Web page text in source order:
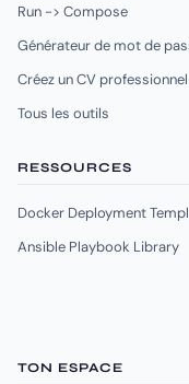
Run -> Compose
Générateur de mot de
Créez un CV
Tous les outils
RESSOURCES
Docker Deployment
Ansible Playbook Library
TON ESPACE